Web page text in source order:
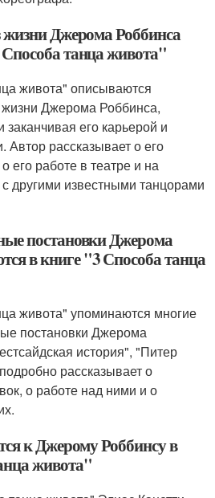
жизни Джерома Роббинса
танца живота"
живота" описываются
Джерома Роббинса,
заканчивая его карьерой и
рассказывает о его
его работе в театре и на
другими известными танцорами
постановки Джерома
в книге "3 Способа танца
живота" упоминаются многие
постановки Джерома
история", "Питер
рассказывает о
о работе над ними и о
к Джерому Роббинсу в
живота"